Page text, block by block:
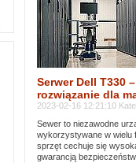
Serwer Dell T330
rozwiązanie dla
2023-02-16 12:21:10
Sewer to niezawodne
wykorzystywane w wielu
sprzęt cechuje się
gwarancją